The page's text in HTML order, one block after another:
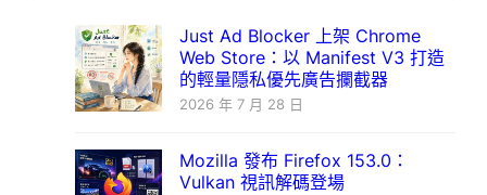
Just Ad Blocker 上架 Chrome
Web Store：以 Manifest V3 打造
的輕量隱私優先廣告攔截器
2026 年 7 月 28 日
Mozilla 發布 Firefox 153.0：
Vulkan 視訊解碼登場